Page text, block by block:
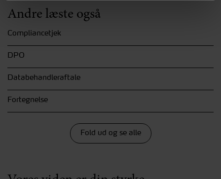
Andre læste også
Compliancetjek
DPO
Databehandleraftale
Fortegnelse
Fold ud og se alle